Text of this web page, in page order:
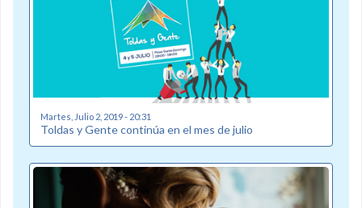
Martes, Julio 2, 2019 - 20:31
Toldas y Gente continúa en el mes de julio